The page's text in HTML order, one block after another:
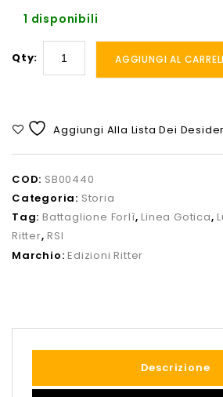
1 disponibili
Qty: AGGIUNGI AL
Aggiungi Alla Lista Dei
COD: SB00440
Categoria: Storia
Tag: Battaglione Forlì,Linea Gotica,
Ritter,RSI
Marchio:Edizioni Ritter
Descrizione